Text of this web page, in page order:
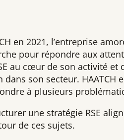
en 2021, l’entreprise
pour répondre aux
au cœur de son activité et
son secteur. HAATCH
à plusieurs
une stratégie RSE
de ces sujets.